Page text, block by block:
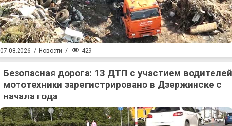
07.08.2026 / Новости / 429
Безопасная дорога: 13 ДТП с участием водителей
мототехники зарегистрировано в Дзержинске с
начала года